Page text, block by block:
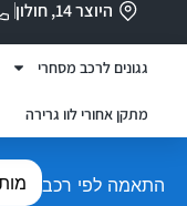
היוצר 14, חולון
גגונים לרכב מסחרי
מתקן אחורי לוו גרירה
התאמה לפי רכב